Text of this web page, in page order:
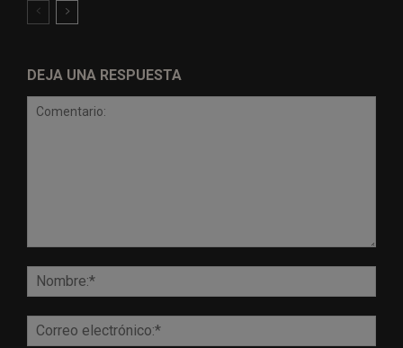
DEJA UNA RESPUESTA